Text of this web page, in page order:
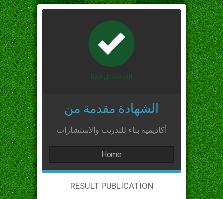
الشهادة مقدمة من
أكاديمية بناء للتدريب والاستشارات
Home
RESULT PUBLICATION